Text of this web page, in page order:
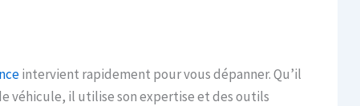
intervient rapidement pour vous dépanner. Qu’il
véhicule, il utilise son expertise et des outils